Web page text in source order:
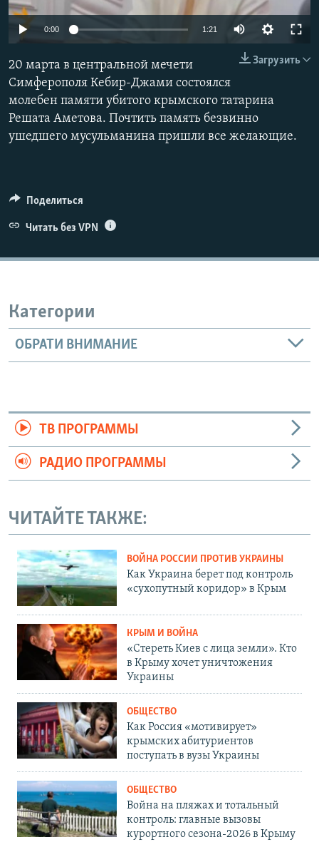
ПОБЕДИТЕЛЕЙ НЕ СУДЯТ?
КРЫМ.НЕПОКОРЕННЫЙ
ELIFBE
УКРАИНСКАЯ ПРОБЛЕМА КРЫМА
ПРИСОЕДИНЯЙТЕСЬ!
Все сайты RFE/RL
0:00 1:21
Загрузить
20 марта в центральной мечети
Симферополя Кебир-Джами состоялся
молебен памяти убитого крымского татарина
Решата Аметова. Почтить память безвинно
ушедшего мусульманина пришли все желающие.
Поделиться
Читать без VPN
Категории
ОБРАТИ ВНИМАНИЕ
ТВ ПРОГРАММЫ
РАДИО ПРОГРАММЫ
ЧИТАЙТЕ ТАКЖЕ:
ВОЙНА РОССИИ ПРОТИВ УКРАИНЫ
Как Украина берет под контроль
«сухопутный коридор» в Крым
КРЫМ И ВОЙНА
«Стереть Киев с лица земли». Кто
в Крыму хочет уничтожения
Украины
ОБЩЕСТВО
Как Россия «мотивирует»
крымских абитуриентов
поступать в вузы Украины
ОБЩЕСТВО
Война на пляжах и тотальный
контроль: главные вызовы
курортного сезона-2026 в Крыму